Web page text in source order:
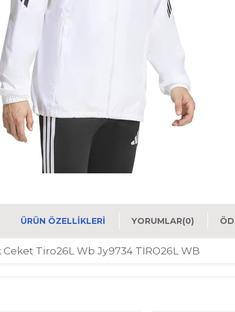
ÜRÜN ÖZELLIKLERI YORUMLAR(0)
Tiro26L Wb Jy9734 TIRO26L WB